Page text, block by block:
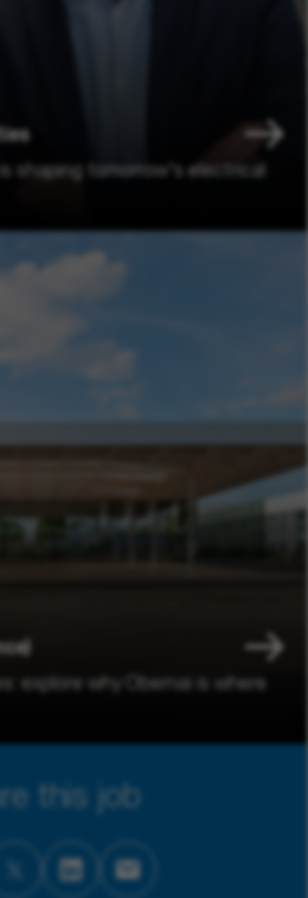
shaping tomorrow’s electrical
explore why Obernai is where
this job